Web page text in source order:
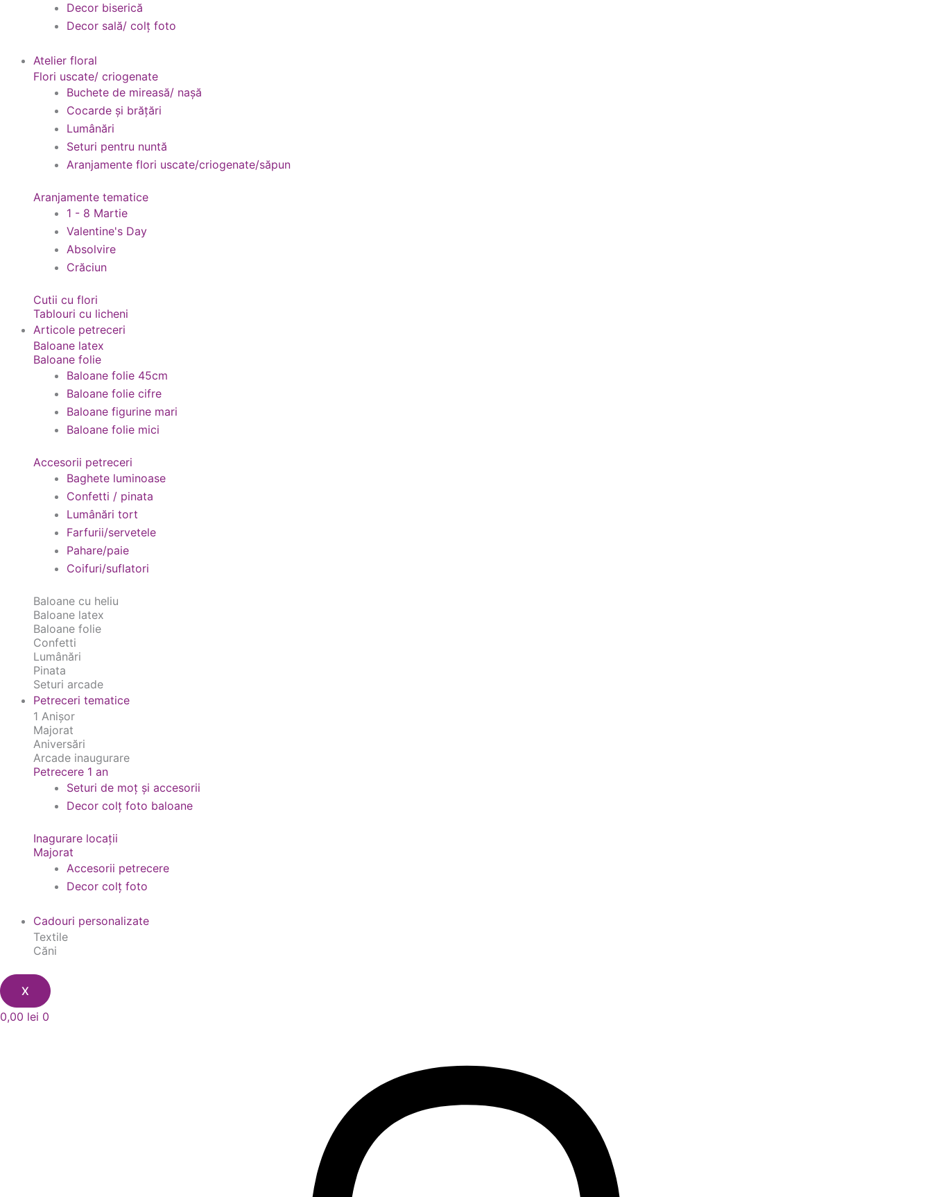
Decor biserică
Decor sală/ colț foto
Atelier floral
Flori uscate/ criogenate
Buchete de mireasă/ nașă
Cocarde și brățări
Lumânări
Seturi pentru nuntă
Aranjamente flori uscate/criogenate/săpun
Aranjamente tematice
1 - 8 Martie
Valentine's Day
Absolvire
Crăciun
Cutii cu flori
Tablouri cu licheni
Articole petreceri
Baloane latex
Baloane folie
Baloane folie 45cm
Baloane folie cifre
Baloane figurine mari
Baloane folie mici
Accesorii petreceri
Baghete luminoase
Confetti / pinata
Lumânări tort
Farfurii/servetele
Pahare/paie
Coifuri/suflatori
Baloane cu heliu
Baloane latex
Baloane folie
Confetti
Lumânări
Pinata
Seturi arcade
Petreceri tematice
1 Anișor
Majorat
Aniversări
Arcade inaugurare
Petrecere 1 an
Seturi de moț și accesorii
Decor colț foto baloane
Inagurare locații
Majorat
Accesorii petrecere
Decor colț foto
Cadouri personalizate
Textile
Căni
X
0,00 lei 0